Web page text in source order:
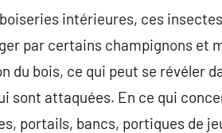
intérieures, ces
par certains champignons et
bois, ce qui peut se révéler
sont attaquées. En ce qui
portails, bancs, portiques de